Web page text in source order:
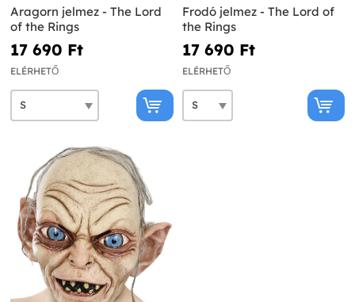
Aragorn jelmez - The Lord
of the Rings
17 690 Ft‎
ELÉRHETŐ
Frodó jelmez - The Lord of
the Rings
17 690 Ft‎
ELÉRHETŐ